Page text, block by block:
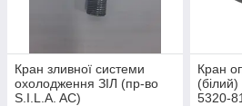
Кран зливної системи
охолодження ЗІЛ (пр-во
S.I.L.A. AC)
Кран
5320-